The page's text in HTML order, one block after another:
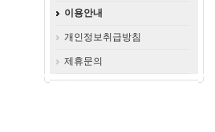
이용안내
개인정보취급방침
제휴문의